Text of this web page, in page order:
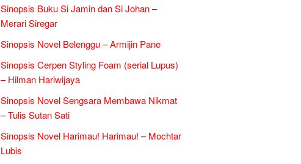
Sinopsis Buku Si Jamin dan Si Johan –
Merari Siregar
Sinopsis Novel Belenggu – Armijin Pane
Sinopsis Cerpen Styling Foam (serial Lupus)
– Hilman Hariwijaya
Sinopsis Novel Sengsara Membawa Nikmat
– Tulis Sutan Sati
Sinopsis Novel Harimau! Harimau! – Mochtar
Lubis